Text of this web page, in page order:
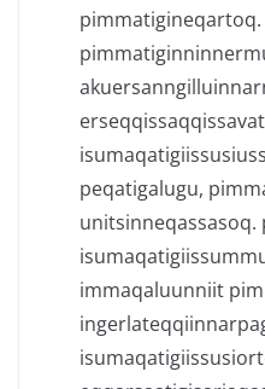
peqatigalugu,
immaqaluunniit